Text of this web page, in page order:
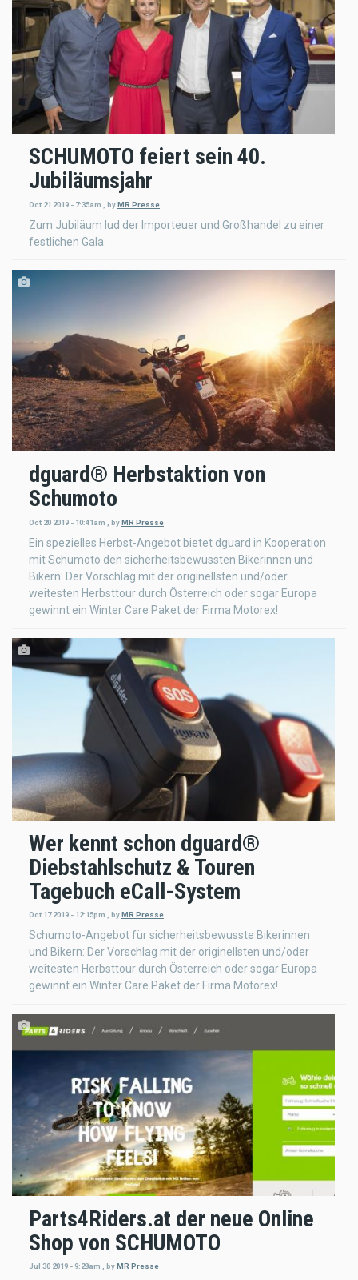
SCHUMOTO feiert sein 40.
Jubiläumsjahr
Oct 21 2019 - 7:35am byMR Presse
Zum Jubiläum lud der Importeuer und Großhandel zu einer
festlichen Gala.
dguard® Herbstaktion von
Schumoto
Oct 20 2019 - 10:41am byMR Presse
Ein spezielles Herbst-Angebot bietet dguard in Kooperation
mit Schumoto den sicherheitsbewussten Bikerinnen und
Bikern: Der Vorschlag mit der originellsten und/oder
weitesten Herbsttour durch Österreich oder sogar Europa
gewinnt ein Winter Care Paket der Firma Motorex!
Wer kennt schon dguard®
Diebstahlschutz & Touren
Tagebuch eCall-System
Oct 17 2019 - 12:15pm byMR Presse
Schumoto-Angebot für sicherheitsbewusste Bikerinnen
und Bikern: Der Vorschlag mit der originellsten und/oder
weitesten Herbsttour durch Österreich oder sogar Europa
gewinnt ein Winter Care Paket der Firma Motorex!
Parts4Riders.at der neue Online
Shop von SCHUMOTO
Jul 30 2019 - 9:28am byMR Presse